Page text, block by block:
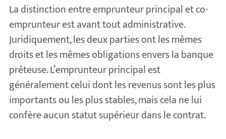
La distinction entre emprunteur principal et co-
emprunteur est avant tout administrative.
Juridiquement, les deux parties ont les mêmes
droits et les mêmes obligations envers la banque
prêteuse. L’emprunteur principal est
généralement celui dont les revenus sont les plus
importants ou les plus stables, mais cela ne lui
confère aucun statut supérieur dans le contrat.